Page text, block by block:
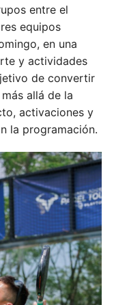
entre el
equipos
en una
y actividades
de convertir
allá de la
activaciones y
la programación.